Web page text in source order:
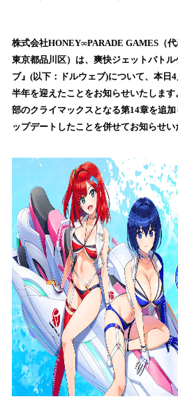
！
数
を
読
込
み
で
株式会社HONEY∞PARADE GAMES（
東京都品川区）は、爽快ジェットバト
ブ』(以下：ドルウェブ)について、本日
半年を迎えたことをお知らせいたしま
部のクライマックスとなる第14章を追
ップデートしたことを併せてお知らせい